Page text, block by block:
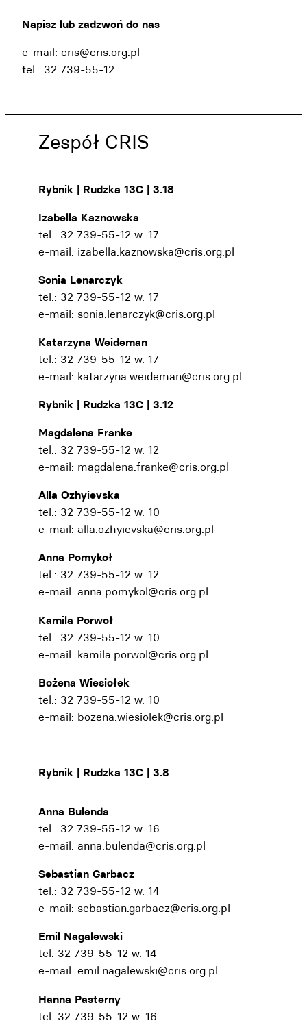
Napisz lub zadzwoń do nas
e-mail: cris@cris.org.pl
tel.: 32 739-55-12
Zespół CRIS
Rybnik | Rudzka 13C | 3.18
Izabella Kaznowska
tel.: 32 739-55-12 w. 17
e-mail: izabella.kaznowska@cris.org.pl
Sonia Lenarczyk
tel.: 32 739-55-12 w. 17
e-mail: sonia.lenarczyk@cris.org.pl
Katarzyna Weideman
tel.: 32 739-55-12 w. 17
e-mail: katarzyna.weideman@cris.org.pl
Rybnik | Rudzka 13C | 3.12
Magdalena Franke
tel.: 32 739-55-12 w. 12
e-mail: magdalena.franke@cris.org.pl
Alla Ozhyievska
tel.: 32 739-55-12 w. 10
e-mail: alla.ozhyievska@cris.org.pl
Anna Pomykoł
tel.: 32 739-55-12 w. 12
e-mail: anna.pomykol@cris.org.pl
Kamila Porwoł
tel.: 32 739-55-12 w. 10
e-mail: kamila.porwol@cris.org.pl
Bożena Wiesiołek
tel.: 32 739-55-12 w. 10
e-mail: bozena.wiesiolek@cris.org.pl
Rybnik | Rudzka 13C | 3.8
Anna Bulenda
tel.: 32 739-55-12 w. 16
e-mail: anna.bulenda@cris.org.pl
Sebastian Garbacz
tel.: 32 739-55-12 w. 14
e-mail: sebastian.garbacz@cris.org.pl
Emil Nagalewski
tel. 32 739-55-12 w. 14
e-mail: emil.nagalewski@cris.org.pl
Hanna Pasterny
tel. 32 739-55-12 w. 16